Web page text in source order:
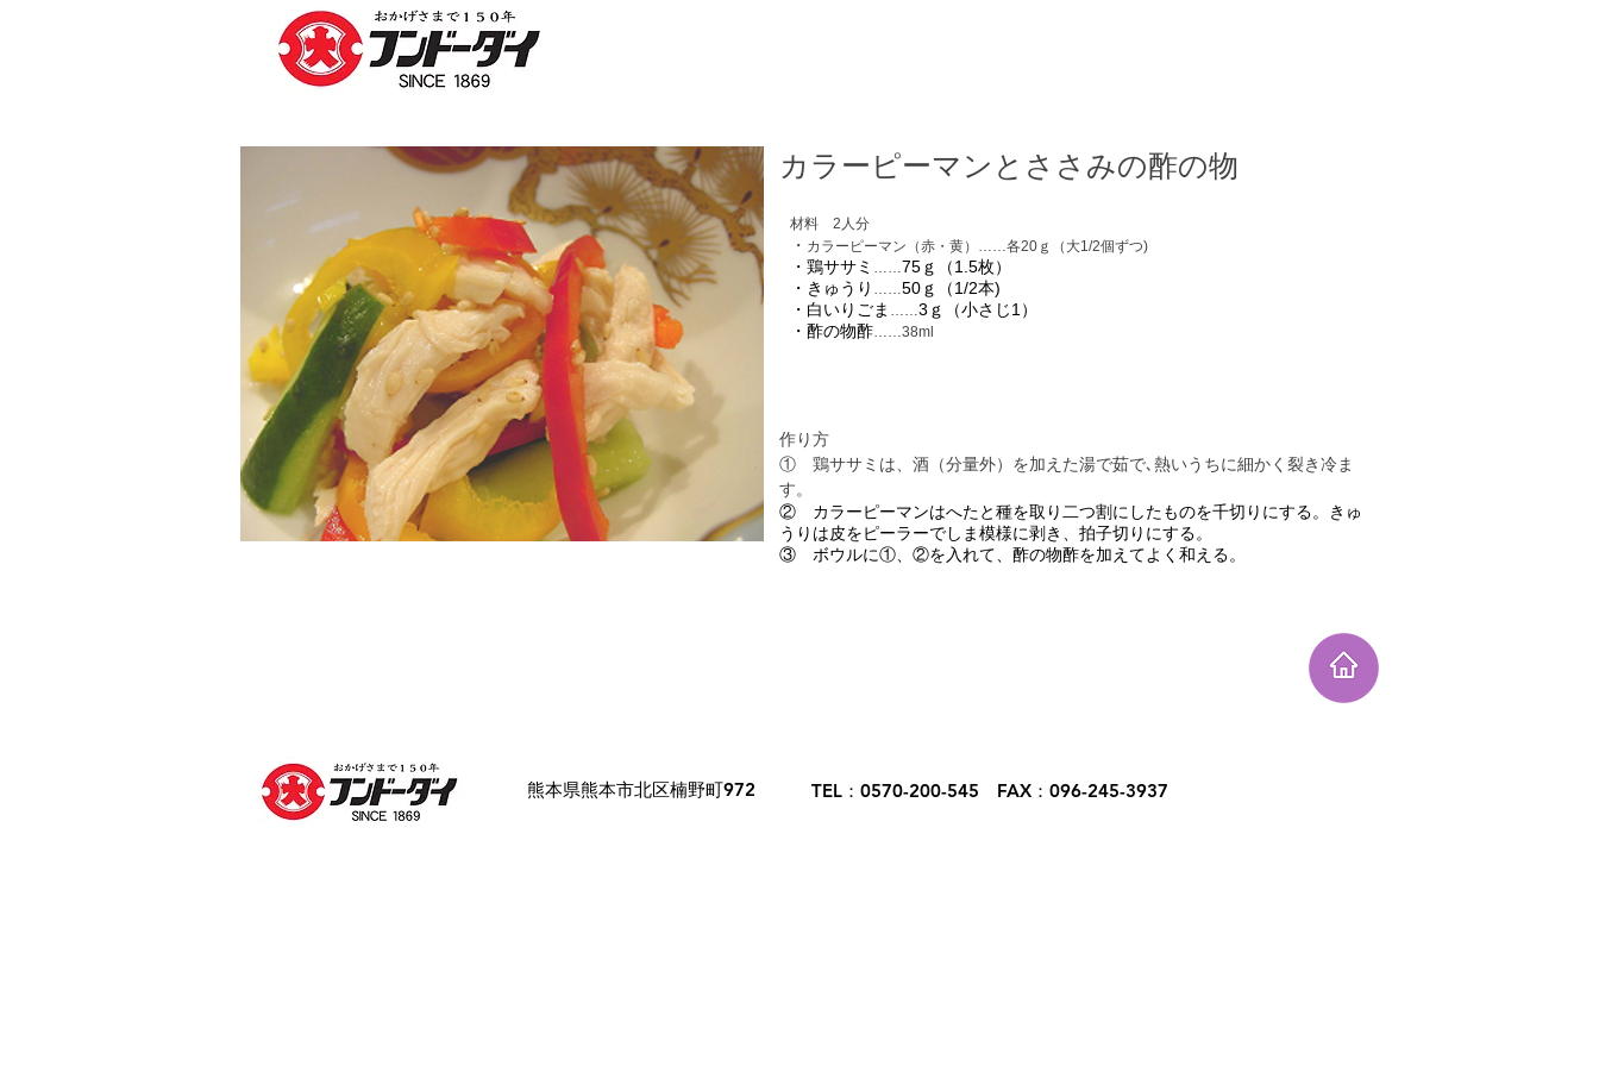
カラーピーマンとささみの酢の物
材料 2人分
​・ カラーピーマン（赤・黄）……各20ｇ（大1/2個ずつ)
・鶏ササミ ……75ｇ（1.5枚）
・きゅうり ……50ｇ（1/2本)
・白いりごま ……3ｇ（小さじ1）
・酢の物酢……38ml
作り方
① 鶏ササミは、酒（分量外）を加えた湯で茹で､熱いうちに細かく裂き冷ま
す。
② カラーピーマンはへたと種を取り二つ割にしたものを千切りにする。きゅ
うりは皮をピーラーでしま模様に剥き、拍子切りにする。
③ ボウルに①、②を入れて、酢の物酢を加えてよく和える。
熊本県熊本市北区楠野町972 TEL：0570-200-545 FAX：096-245-3937